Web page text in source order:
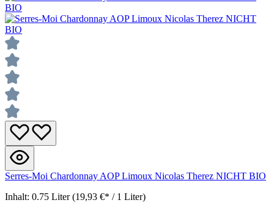
Serres-Moi Chardonnay AOP Limoux Nicolas Therez NICHT BIO
Inhalt: 0.75 Liter(19,93 €* / 1 Liter)